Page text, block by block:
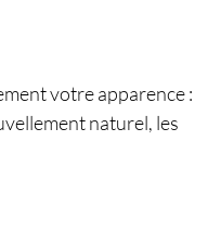
votre apparence :
naturel, les